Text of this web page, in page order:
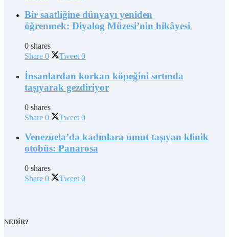
Bir saatliğine dünyayı yeniden
öğrenmek: Diyalog Müzesi’nin hikâyesi
0 shares
Share 0 Tweet 0
İnsanlardan korkan köpeğini sırtında
taşıyarak gezdiriyor
0 shares
Share 0 Tweet 0
Venezuela’da kadınlara umut taşıyan klinik
otobüs: Panarosa
0 shares
Share 0 Tweet 0
NEDİR?